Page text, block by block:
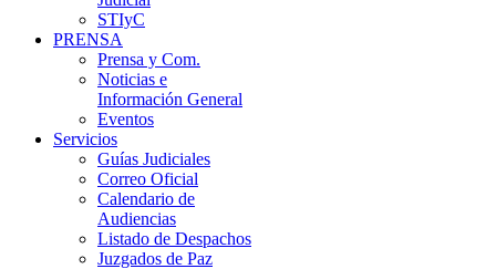
STIyC
PRENSA
Prensa y Com.
Noticias e
Información General
Eventos
Servicios
Guías Judiciales
Correo Oficial
Calendario de
Audiencias
Listado de Despachos
Juzgados de Paz